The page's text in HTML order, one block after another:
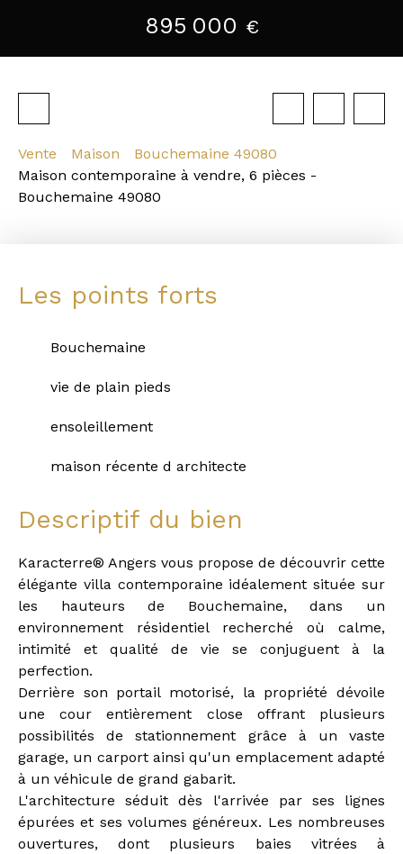
895 000 €
Vente Maison
Bouchemaine 49080
Maison contemporaine à vendre, 6 pièces -
Bouchemaine 49080
Les points forts
Bouchemaine
vie de plain pieds
ensoleillement
maison récente d architecte
Descriptif du bien
Karacterre® Angers vous propose de découvrir cette
élégante villa contemporaine idéalement située sur
les hauteurs de Bouchemaine, dans un
environnement résidentiel recherché où calme,
intimité et qualité de vie se conjuguent à la
perfection.
Derrière son portail motorisé, la propriété dévoile
une cour entièrement close offrant plusieurs
possibilités de stationnement grâce à un vaste
garage, un carport ainsi qu'un emplacement adapté
à un véhicule de grand gabarit.
L'architecture séduit dès l'arrivée par ses lignes
épurées et ses volumes généreux. Les nombreuses
ouvertures, dont plusieurs baies vitrées à